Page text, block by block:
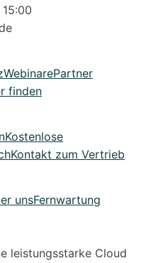
WebinarePartner
finden
Kostenlose
Kontakt zum Vertrieb
unsFernwartung
leistungsstarke Cloud